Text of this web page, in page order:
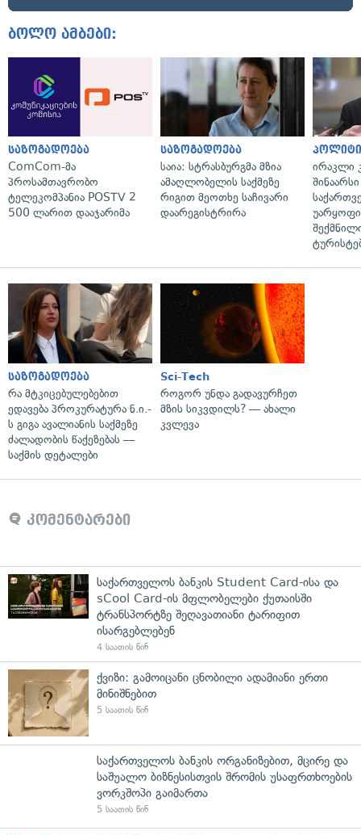
ბოლო ამბები:
საზოგადოება
ComCom-მა
პროსამთავრობო
ტელეკომპანია POSTV 2
500 ლარით დააჯარიმა
საზოგადოება
საია: სტრასბურგმა მზია
ამაღლობელის საქმეზე
რიგით მეოთხე საჩივარი
დაარეგისტრირა
ირაკლი
საზოგადოება
რა მტკიცებულებებით
ედავება პროკურატურა ნ.ი.-
ს გიგა ავალიანის საქმეზე
ძალადობის წაქეზებას —
საქმის დეტალები
Sci-Tech
როგორ უნდა გადავურჩეთ
მზის სიკვდილს? — ახალი
კვლევა
კომენტარები
საქართველოს ბანკის Student Card-ისა და
sCool Card-ის მფლობელები ქუთაისში
ტრანსპორტზე შეღავათიანი ტარიფით
ისარგებლებენ
4 საათის წინ
ქვიზი: გამოიცანი ცნობილი ადამიანი ერთი
მინიშნებით
5 საათის წინ
საქართველოს ბანკის ორგანიზებით, მცირე და
საშუალო ბიზნესისთვის შრომის უსაფრთხოების
ვორკშოპი გაიმართა
5 საათის წინ